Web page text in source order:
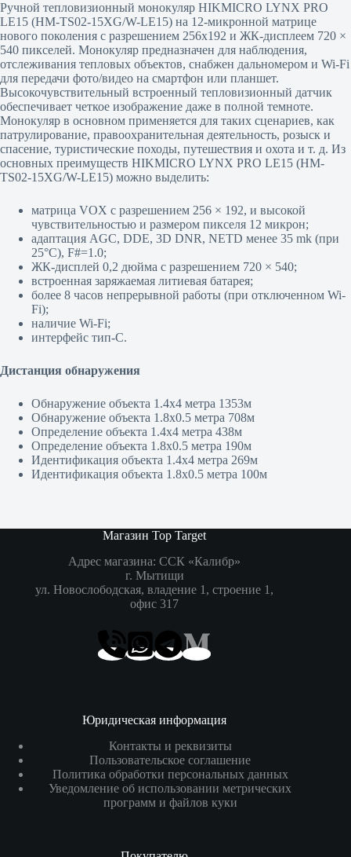
Ручной тепловизионный монокуляр HIKMICRO LYNX PRO
LE15 (HM-TS02-15XG/W-LE15) на 12-микронной матрице
нового поколения с разрешением 256х192 и ЖК-дисплеем 720 ×
540 пикселей. Монокуляр предназначен для наблюдения,
отслеживания тепловых объектов, снабжен дальномером и Wi-Fi
для передачи фото/видео на смартфон или планшет.
Высокочувствительный встроенный тепловизионный датчик
обеспечивает четкое изображение даже в полной темноте.
Монокуляр в основном применяется для таких сценариев, как
патрулирование, правоохранительная деятельность, розыск и
спасение, туристические походы, путешествия и охота и т. д. Из
основных преимуществ HIKMICRO LYNX PRO LE15 (HM-
TS02-15XG/W-LE15) можно выделить:
матрица VOX с разрешением 256 × 192, и высокой
чувствительностью и размером пикселя 12 микрон;
адаптация AGC, DDE, 3D DNR, NETD менее 35 mk (при
25°C), F#=1.0;
ЖК-дисплей 0,2 дюйма с разрешением 720 × 540;
встроенная заряжаемая литиевая батарея;
более 8 часов непрерывной работы (при отключенном Wi-
Fi);
наличие Wi-Fi;
интерфейс тип-C.
Дистанция обнаружения
Обнаружение объекта 1.4х4 метра 1353м
Обнаружение объекта 1.8х0.5 метра 708м
Определение объекта 1.4х4 метра 438м
Определение объекта 1.8х0.5 метра 190м
Идентификация объекта 1.4х4 метра 269м
Идентификация объекта 1.8х0.5 метра 100м
Магазин Top Target
Адрес магазина: ССК «Калибр»
г. Мытищи
ул. Новослободская, владение 1, строение 1,
офис 317
Юридическая информация
Контакты и реквизиты
Пользовательское соглашение
Политика обработки персональных данных
Уведомление об использовании метрических
программ и файлов куки